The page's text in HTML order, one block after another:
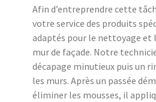
Afin d’entreprendre cette
votre service des produits
adaptés pour le nettoyage et
mur de façade. Notre
décapage minutieux puis un
les murs. Après un passée
éliminer les mousses, il